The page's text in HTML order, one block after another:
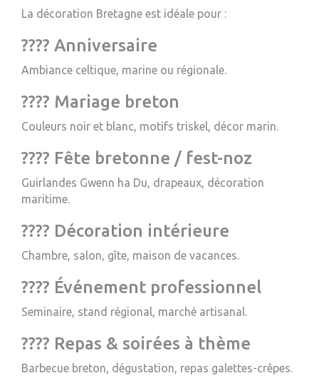
La décoration Bretagne est idéale pour :
???? Anniversaire
Ambiance celtique, marine ou régionale.
???? Mariage breton
Couleurs noir et blanc, motifs triskel, décor marin.
???? Fête bretonne / fest-noz
Guirlandes Gwenn ha Du, drapeaux, décoration
maritime.
???? Décoration intérieure
Chambre, salon, gîte, maison de vacances.
???? Événement professionnel
Seminaire, stand régional, marché artisanal.
???? Repas & soirées à thème
Barbecue breton, dégustation, repas galettes-crêpes.